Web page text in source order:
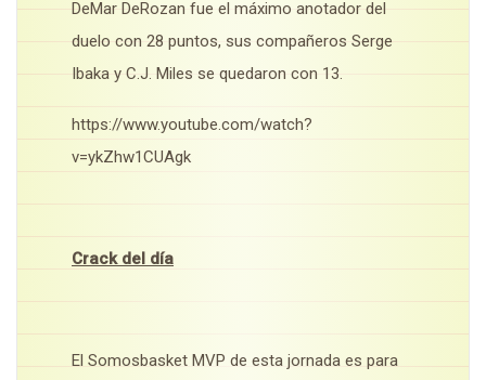
DeMar DeRozan fue el máximo anotador del
duelo con 28 puntos, sus compañeros Serge
Ibaka y C.J. Miles se quedaron con 13.
https://www.youtube.com/watch?
v=ykZhw1CUAgk
Crack del día
El Somosbasket MVP de esta jornada es para